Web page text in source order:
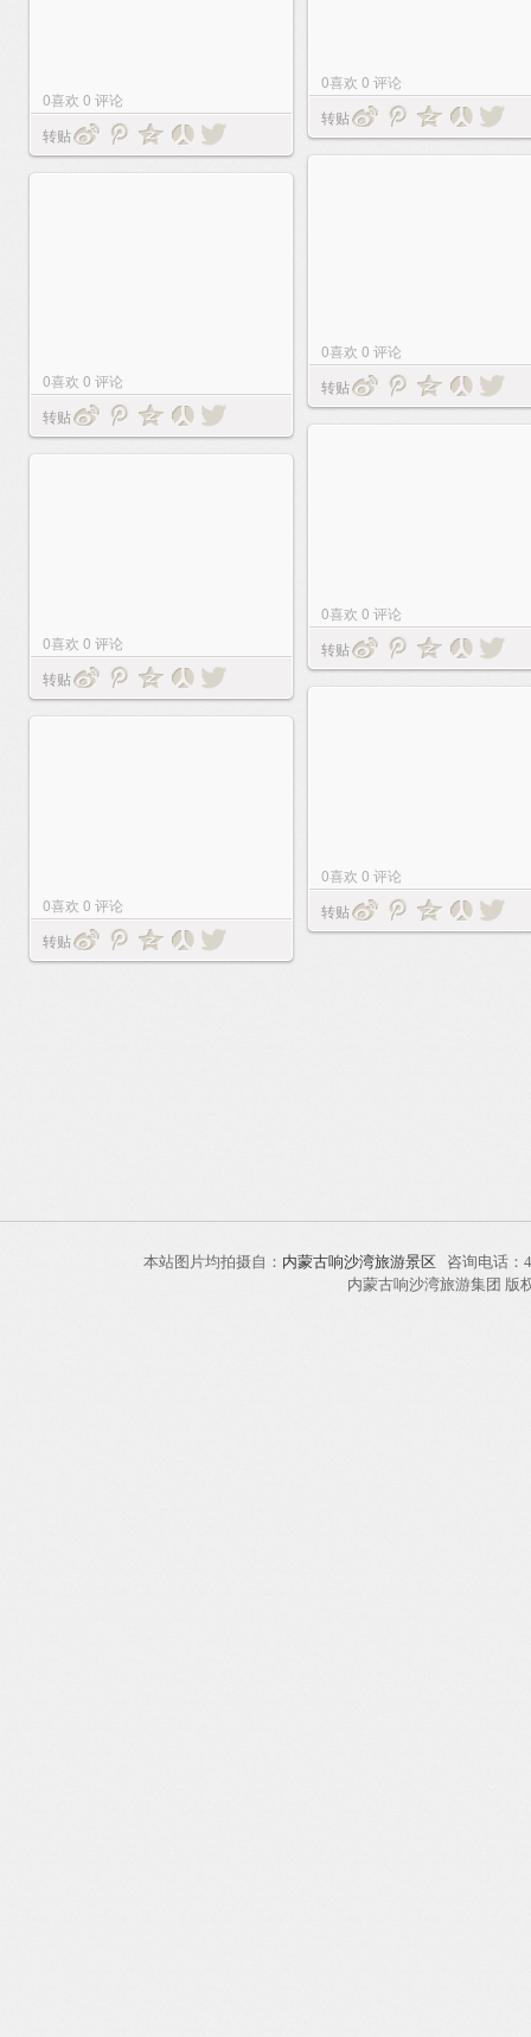
0喜欢 0 评论
转贴
0喜欢 0 评论
转贴
0喜欢 0 评论
转贴
0喜欢 0 评论
转贴
0喜欢 0 评论
转贴
0喜欢 0 评论
转贴
0喜欢 0 评论
转贴
0喜欢 0 评论
转贴
本站图片均拍摄自： 内蒙古响沙湾旅游景区 咨询电话
内蒙古响沙湾旅游集团